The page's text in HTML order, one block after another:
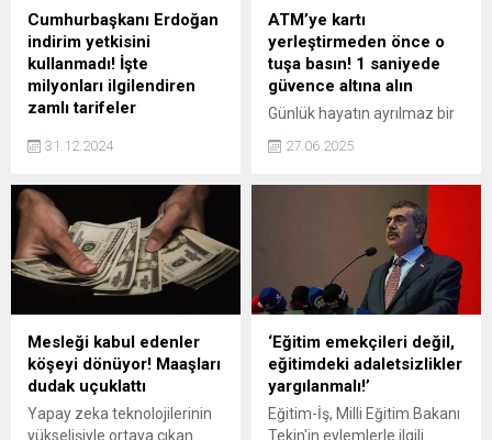
halde gelmeyen Sayın
Abbas, kusura bakmasın
önce bizden ayrıca özür
dilemesi lazım." sözleriyle
tepki gösterdiği Abbas,
yapacağı Türkiye
ziyaretinde Erdoğan'la
edecek.
Cumhurbaşkanı Erdoğan
indirim yetkisini
kullanmadı! İşte
milyonları ilgilendiren
zamlı tarifeler
2025 yılı için yüzde 43,93
yayımlandı. Bu kapsamda
yılbaşından itibaren vergi,
ceza ve harçlar da yüzde
43,93 oranında arttırıldı. Yeni
yılda en düşük Motorlu
Taşıtlar Vergisi 499 liraya, en
yüksek ise 230 bin liraya
çıkacak.
31.12.2024
ATM’ye kartı
yerleştirmeden önce o
tuşa basın! 1 saniyede
güvence altına alın
Günlük hayatın ayrılmaz bir
ne yazık ki dolandırıcıların da
Son dönemde artış
gösteren şikayetler,
ATM’lere yerleştirilen kart
kopyalama cihazlarının
yaygınlaştığını ortaya
koyuyor.
27.06.2025
Mesleği kabul edenler
köşeyi dönüyor! Maaşları
dudak uçuklattı
Yapay zeka teknolojilerinin
yükselişiyle ortaya çıkan
‘Eğitim emekçileri değil,
eğitimdeki adaletsizlikler
yargılanmalı!’
Eğitim-İş, Milli Eğitim Bakanı
Tekin'in eylemlerle ilgili